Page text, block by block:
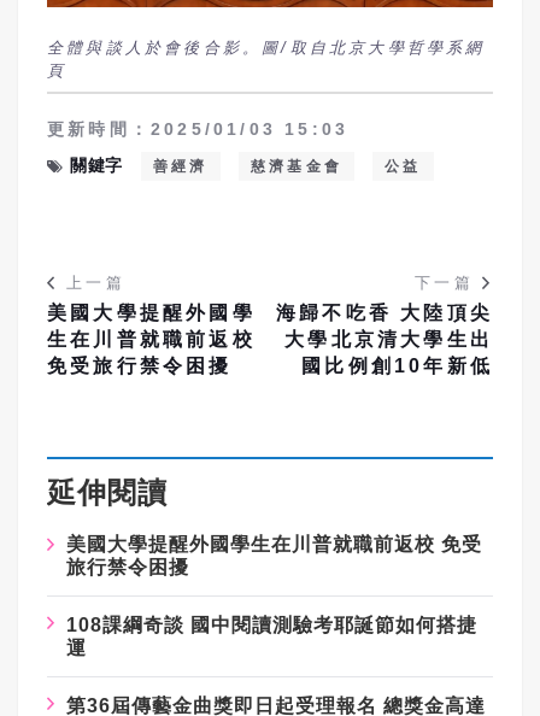
全體與談人於會後合影。圖/取自北京大學哲學系網
頁
更新時間：2025/01/03 15:03
關鍵字
善經濟 慈濟基金會 公益
上一篇
美國大學提醒外國學
生在川普就職前返校
免受旅行禁令困擾
下一篇
海歸不吃香 大陸頂尖
大學北京清大學生出
國比例創10年新低
延伸閱讀
美國大學提醒外國學生在川普就職前返校 免受
旅行禁令困擾
108課綱奇談 國中閱讀測驗考耶誕節如何搭捷
運
第36屆傳藝金曲獎即日起受理報名 總獎金高達